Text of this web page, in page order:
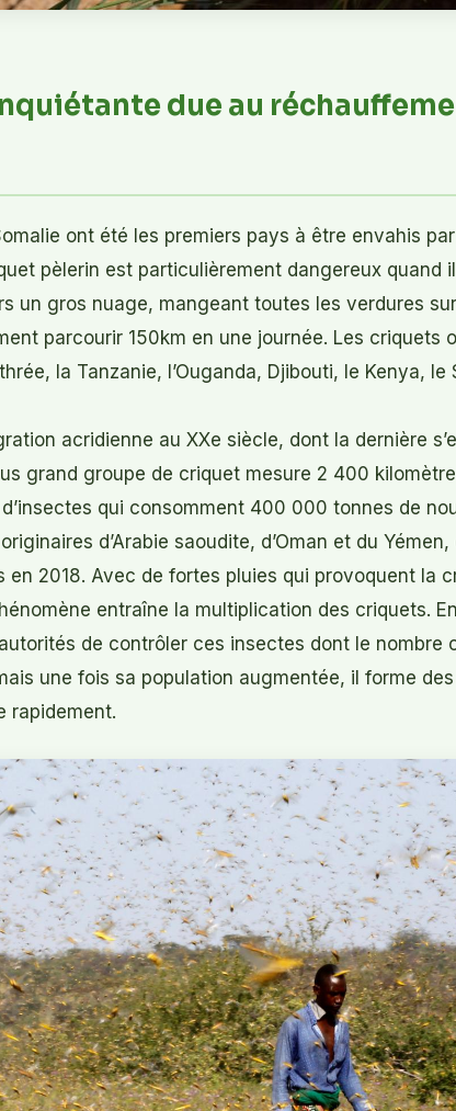
due au
ont été les premiers pays à être envahis
pèlerin est particulièrement dangereux quand
un gros nuage, mangeant toutes les verdures
parcourir 150km en une journée. Les criquets
la Tanzanie, l’Ouganda, Djibouti, le Kenya, le
acridienne au XXe siècle, dont la dernière
grand groupe de criquet mesure 2 400
qui consomment 400 000 tonnes de
d’Arabie saoudite, d’Oman et du Yémen,
en 2018. Avec de fortes pluies qui provoquent la
entraîne la multiplication des criquets.
de contrôler ces insectes dont le nombre
une fois sa population augmentée, il forme
rapidement.